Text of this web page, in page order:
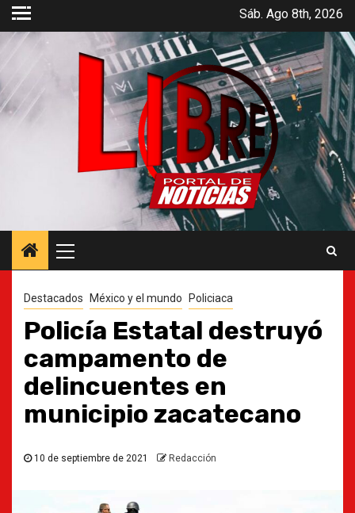
Saltar
contenido
Sáb. Ago 8th, 2026
principal
Destacados México y el mundo Policiaca
Policía Estatal destruyó
campamento de
delincuentes en
municipio zacatecano
10 de septiembre de 2021 Redacción